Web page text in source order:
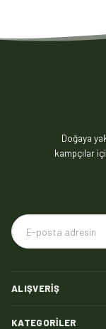
Doğaya
kampçılar
ALIŞVERIŞ
KATEGORILER